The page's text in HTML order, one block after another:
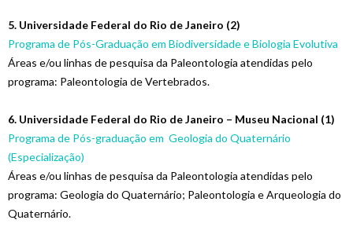
5. Universidade Federal do Rio de Janeiro (2)
Programa de Pós-Graduação em Biodiversidade e Biologia Evolutiva
Áreas e/ou linhas de pesquisa da Paleontologia atendidas pelo
programa: Paleontologia de Vertebrados.
6. Universidade Federal do Rio de Janeiro – Museu Nacional (1)
Programa de Pós-graduação em Geologia do Quaternário
(Especialização)
Áreas e/ou linhas de pesquisa da Paleontologia atendidas pelo
programa: Geologia do Quaternário; Paleontologia e Arqueologia do
Quaternário.